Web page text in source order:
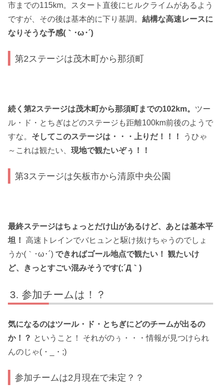
市までの115km。スタート直後にヒルクライムがあるよう
ですが、その後は基本的に下り基調。 結構な高速レースに
なりそうな予感(｀･ω･´)
第2ステージは茂木町から那須町
続く第2ステージは茂木町から那須町までの102km。 ツー
ル・ド・とちぎはどのステージも距離100km前後のようで
すな。 そしてこのステージは・・・上りだ！！！
うひゃ
～これは観たい、 現地で観たいぞぅ！！
第3ステージは矢板市から清原中央公園
最終ステージはちょっとだけ山があるけど、あとは基本平
坦！ 高速トレインでバヒュンと駆け抜けちゃうのでしょ
うか(｀･ω･´) できればゴール地点で観たい！ 観たいけ
ど、きっとすごい混みそうです(;´Д｀)
参加チームは！？
気になるのはツール・ド・とちぎにどのチームが出るの
か！？ ということ！ それがのぅ・・・情報が見つけられ
んのじゃ(・_・;)
参加チームは2月現在で未定？？